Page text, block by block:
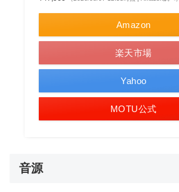
Amazon
楽天市場
Yahoo
MOTU公式
音源